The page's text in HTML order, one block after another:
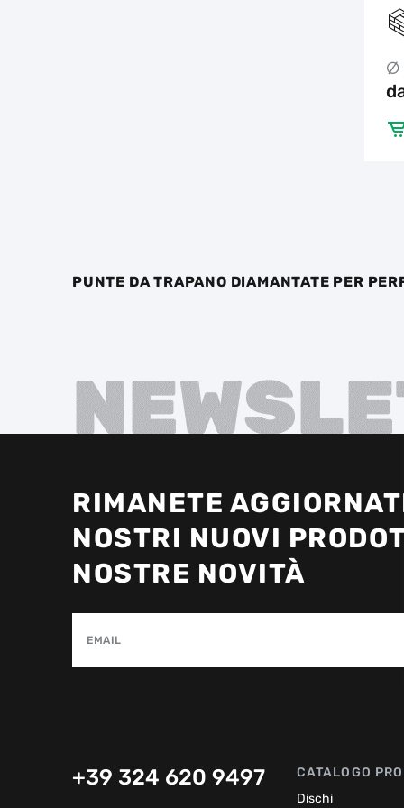
PUNTE DA TRAPANO DIAMANTATE PER
RIMANETE
NOSTRI NUOVI
NOSTRE NOVITÀ
EMAIL
+39 324 620 9497
CATALOGO
Dischi